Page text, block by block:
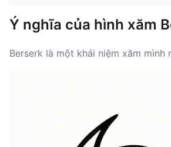
Ý nghĩa của hình xăm
Berserk là một khái niệm xăm mình
một người đối với những mục tiêu
cuộc đời của nhân vật chính Guts.